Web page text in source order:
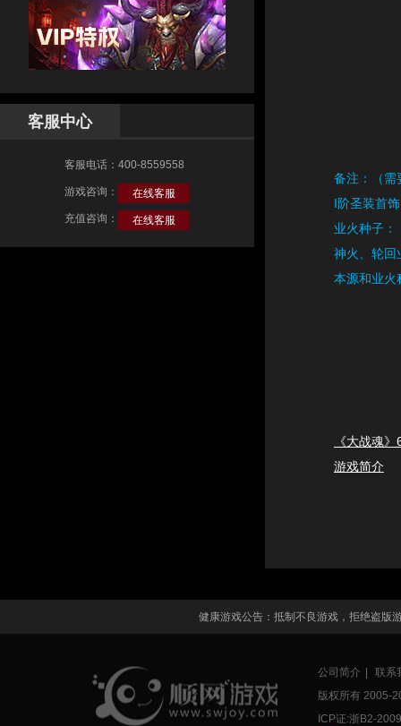
客服中心
客服电话：400-8559558
游戏咨询：
在线客服
充值咨询：
在线客服
备注：（需
I阶圣装首
业火种子：
神火、轮回
本源和业火
《大战魂
游戏简介
健康游戏公告：抵制不良游戏，拒绝盗版
公司简介
联系
版权所有 2005-
ICP证:浙B2-